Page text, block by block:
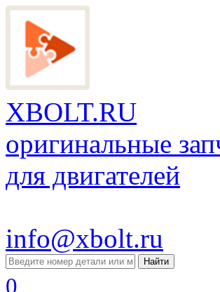
XBOLT.RU
оригинальные
для двигателей
info@xbolt.ru
Найти
0